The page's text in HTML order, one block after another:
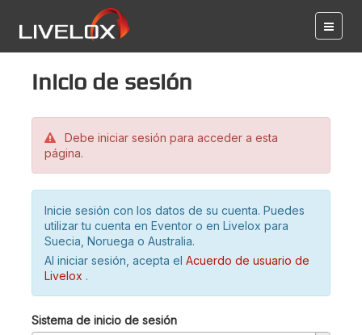
Inicio de sesión
Debe iniciar sesión para acceder a esta
página.
Inicie sesión con los datos de su cuenta. Puedes
utilizar tu cuenta en Eventor o en Livelox para
Suecia, Noruega o Australia.
Al iniciar sesión, acepta el Acuerdo de usuario de
Livelox .
Sistema de inicio de sesión